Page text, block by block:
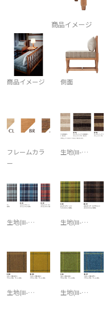
商品イメージ
商品イメージ 側面
フレームカラ
ー
生地(III-…
生地(III-… 生地(III-…
生地(III-… 生地(III-…